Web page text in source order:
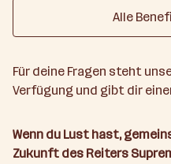
Alle
Für deine Fragen steht
Verfügung und gibt dir
Wenn du Lust hast,
Zukunft des Reiters